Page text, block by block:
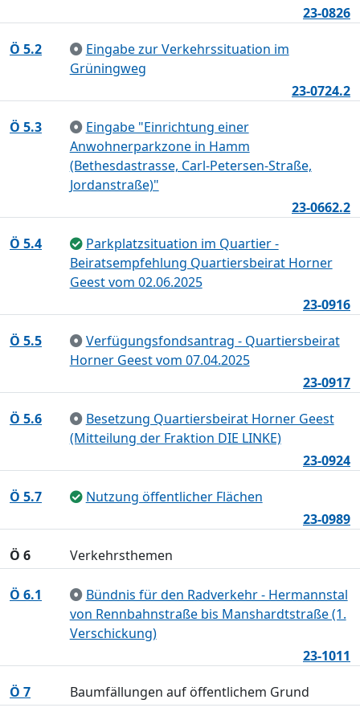
23-0826
Ö 5.2
Eingabe zur Verkehrssituation im
Grüningweg
23-0724.2
Ö 5.3
Eingabe "Einrichtung einer
Anwohnerparkzone in Hamm
(Bethesdastrasse, Carl-Petersen-Straße,
Jordanstraße)"
23-0662.2
Ö 5.4
Parkplatzsituation im Quartier -
Beiratsempfehlung Quartiersbeirat Horner
Geest vom 02.06.2025
23-0916
Ö 5.5
Verfügungsfondsantrag - Quartiersbeirat
Horner Geest vom 07.04.2025
23-0917
Ö 5.6
Besetzung Quartiersbeirat Horner Geest
(Mitteilung der Fraktion DIE LINKE)
23-0924
Ö 5.7
Nutzung öffentlicher Flächen
23-0989
Ö 6 Verkehrsthemen
Ö 6.1
Bündnis für den Radverkehr - Hermannstal
von Rennbahnstraße bis Manshardtstraße (1.
Verschickung)
23-1011
Ö 7 Baumfällungen auf öffentlichem Grund